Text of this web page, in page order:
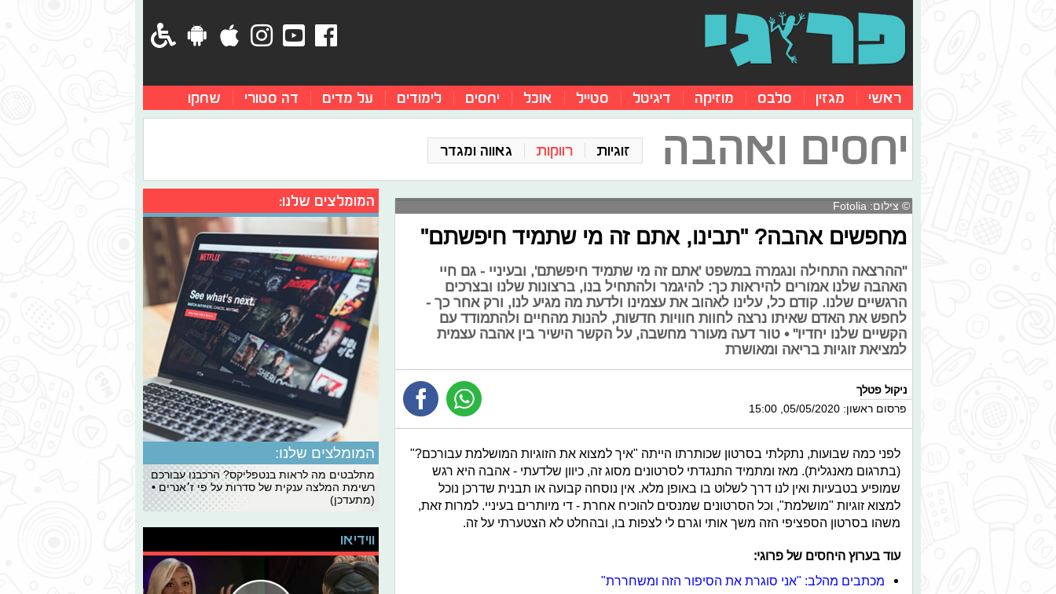
ראשי מגזין סלבס מוזיקה דיגיטל סטייל אוכל יחסים לימודים על מדים דה סטורי שחקו
יחסים ואהבה זוגיות רווקות גאווה ומגדר
© צילום: Fotolia
מחפשים אהבה? "תבינו, אתם זה מי שתמיד חיפשתם"
"ההרצאה התחילה ונגמרה במשפט 'אתם זה מי שתמיד חיפשתם', ובעיניי - גם חיי
האהבה שלנו אמורים להיראות כך: להיגמר ולהתחיל בנו, ברצונות שלנו ובצרכים
הרגשיים שלנו. קודם כל, עלינו לאהוב את עצמינו ולדעת מה מגיע לנו, ורק אחר כך -
לחפש את האדם שאיתו נרצה לחוות חוויות חדשות, להנות מהחיים ולהתמודד עם
הקשיים שלנו יחדיו" • טור דעה מעורר מחשבה, על הקשר הישיר בין אהבה עצמית
למציאת זוגיות בריאה ומאושרת
ניקול פטלך
פרסום ראשון: 05/05/2020, 15:00
לפני כמה שבועות, נתקלתי בסרטון שכותרתו הייתה "איך למצוא את הזוגיות המושלמת עבורכם?"
(בתרגום מאנגלית). מאז ומתמיד התנגדתי לסרטונים מסוג זה, כיוון שלדעתי - אהבה היא רגש
שמופיע בטבעיות ואין לנו דרך לשלוט בו באופן מלא. אין נוסחה קבועה או תבנית שדרכן נוכל
למצוא זוגיות "מושלמת", וכל הסרטונים שמנסים להוכיח אחרת - די מיותרים בעיניי. למרות זאת,
משהו בסרטון הספציפי הזה משך אותי וגרם לי לצפות בו, ובהחלט לא הצטערתי על זה.
עוד בערוץ היחסים של פרוגי:
מכתבים מהלב: "אני סוגרת את הסיפור הזה ומשחררת"
המומלצים שלנו:
המומלצים שלנו:
מתלבטים מה לראות בנטפליקס? הרכבנו עבורכם
רשימת המלצה ענקית של סדרות על פי ז׳אנרים •
(מתעדכן)
ווידיאו